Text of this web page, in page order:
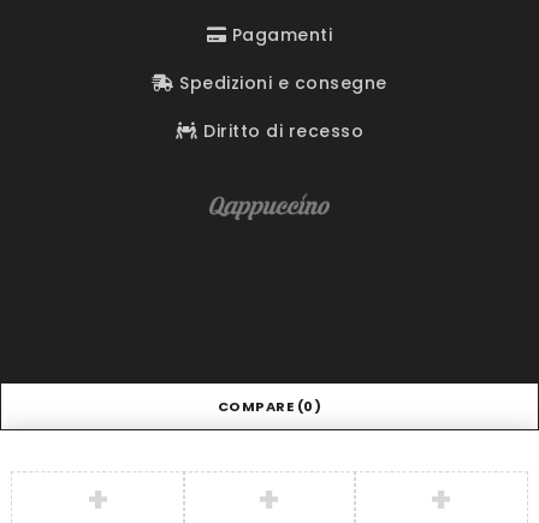
Pagamenti
Spedizioni e consegne
Diritto di recesso
COMPARE (0)